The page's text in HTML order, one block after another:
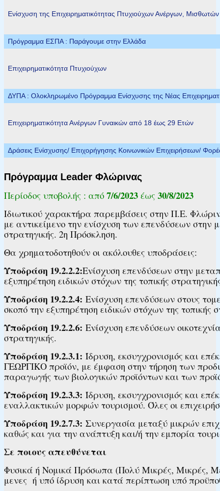
Ενίσχυση της Επιχειρηματικότητας Πτυχιούχων Ανέργων,
Πρόγραμμα ΕΣΠΑ : Παράγουμε στην Ελλάδα
Επιχειρηματικότητα Πτυχιούχων
ΔΥΠΑ : Ολοκληρωμένο Πρόγραμμα Ενίσχυσης της Νέας
Επιχειρηματικότητα Ανέργων Γυναικών από 18 έως 29 Ετών
Δράσεις Ενίσχυσης/ Επιχορήγησης Κοινωνικών Επιχειρήσεων/
Πρόγραμμα Leader Φλώρινας
Περίοδος υποβολής : από 7/6/2023 έως 30/8/2023
Ιδιωτικού χαρακτήρα παρεμβάσεις στην Π.Ε.
με αντικείμενο την ενίσχυση των επενδύσεων στην
στρατηγικής.​​​​ 2η Πρόσκληση.
Θα χρηματοδοτηθούν οι ακόλουθες υποδράσεις:​
Υποδράση 19.2.2.2:​Ενίσχυση επενδύσεων στην
εξυπηρέτηση ειδικών στόχων της τοπικής
Υποδράση 19.2.2.4: Ενίσχυση επενδύσεων στους
σκοπό την εξυπηρέτηση ειδικών στόχων της τοπικής
Υποδράση 19.2.2.6: Ενίσχυση επενδύσεων
στρατηγικής.
Υποδράση 19.2.3.1: Ίδρυση, εκσυγχρονισμός και
ΓΕΩΡΓΙΚΟ προϊόν, με έμφαση στην τήρηση των
παραγωγής των βιολογικών προϊόντων και των
Υποδράση 19.2.3.3: Ίδρυση, εκσυγχρονισμός και
εναλλακτικών μορφών τουρισμού. Όλες οι
Υποδράση 19.2.7.3: Συνεργασία μεταξύ μικρών
καθώς και για την ανάπτυξη και/ή την εμπορία
Σε ποιους απευθύνεται
Φυσικά ή Νομικά Πρόσωπα (Πολύ Μικρές, Μικρές,
μενες ή υπό ίδρυση και κατά περίπτωση υπό